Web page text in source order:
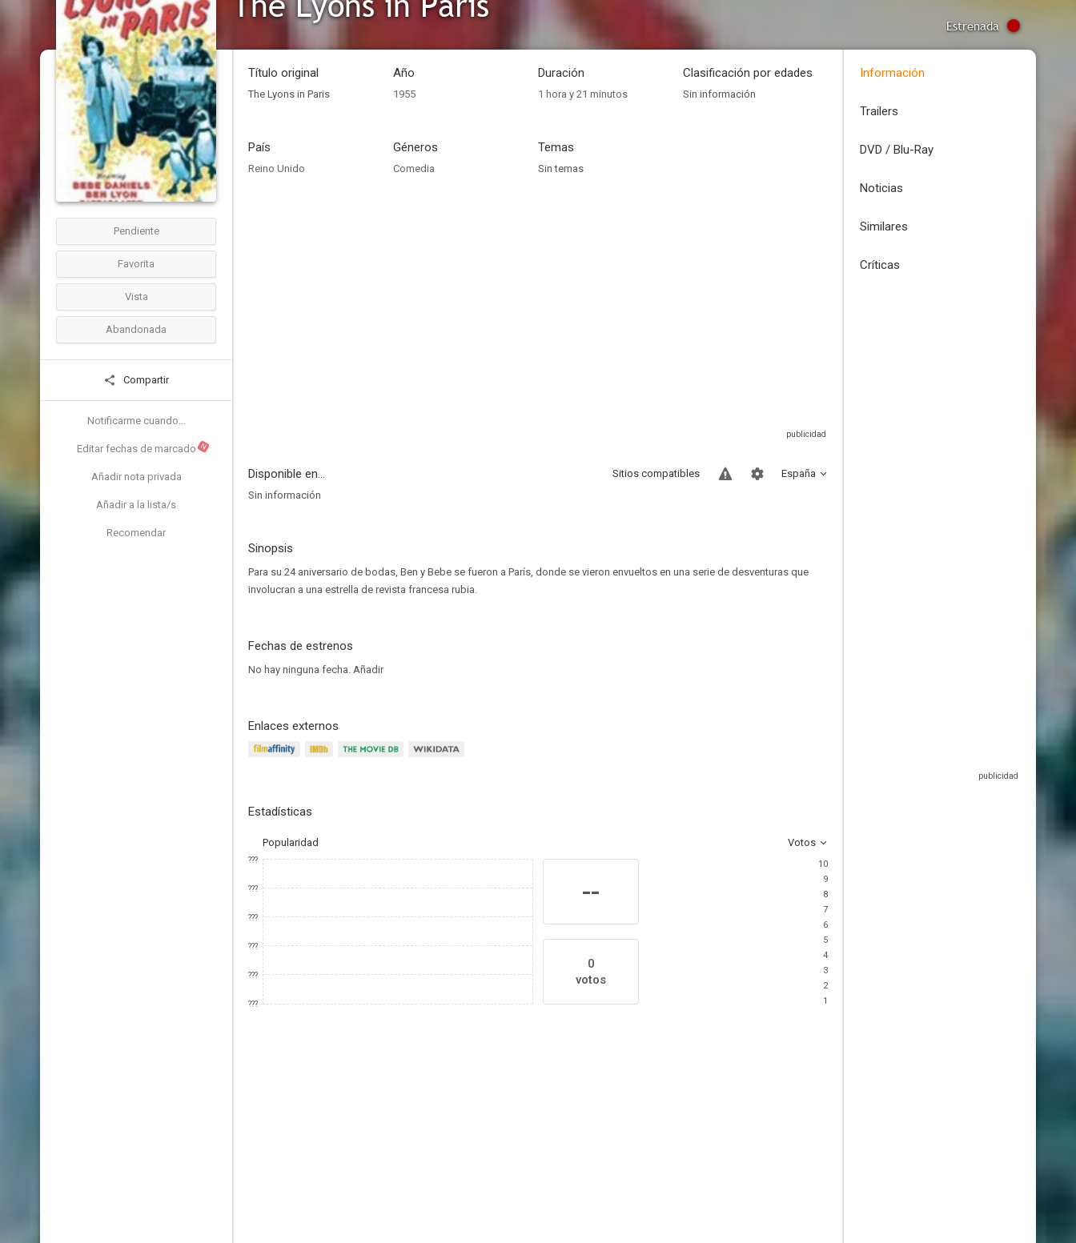
Estrenada
Pendiente
Favorita
Vista
Abandonada
Compartir
Notificarme cuando...
Editar fechas de marcado N
Añadir nota privada
Añadir a la lista/s
Recomendar
Título original
The Lyons in Paris
Año
1955
Duración
1 hora y 21 minutos
Clasificación por edades
Sin información
País
Reino Unido
Géneros
Comedia
Temas
Sin temas
Disponible en... España
Sitios compatibles
Sin información
Sinopsis
Para su 24 aniversario de bodas, Ben y Bebe se fueron a París, donde se vieron envueltos en una serie de desventuras que
involucran a una estrella de revista francesa rubia.
Fechas de estrenos
No hay ninguna fecha. Añadir
Enlaces externos
Estadísticas
Popularidad Votos
???
???
???
???
???
???
--
0
votos
10
9
8
7
6
5
4
3
2
1
Información
Trailers
DVD / Blu-Ray
Noticias
Similares
Críticas